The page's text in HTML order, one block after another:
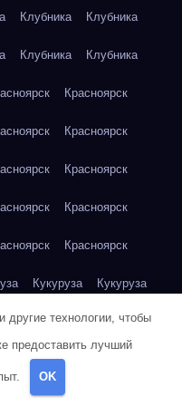
Клубника Клубника
Клубника Клубника
Красноярск
Красноярск
Красноярск
Красноярск
Красноярск
Кукуруза Кукуруза
Кукуруза Кукуруза
Кукуруза
Куриная грудка
другие технологии, чтобы
предоставить лучший
OK